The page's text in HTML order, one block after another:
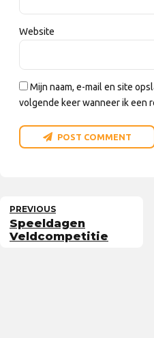
Website
Mijn naam, e-mail en site
volgende keer wanneer ik een
POST COMMENT
PREVIOUS
Speeldagen
Veldcompetitie